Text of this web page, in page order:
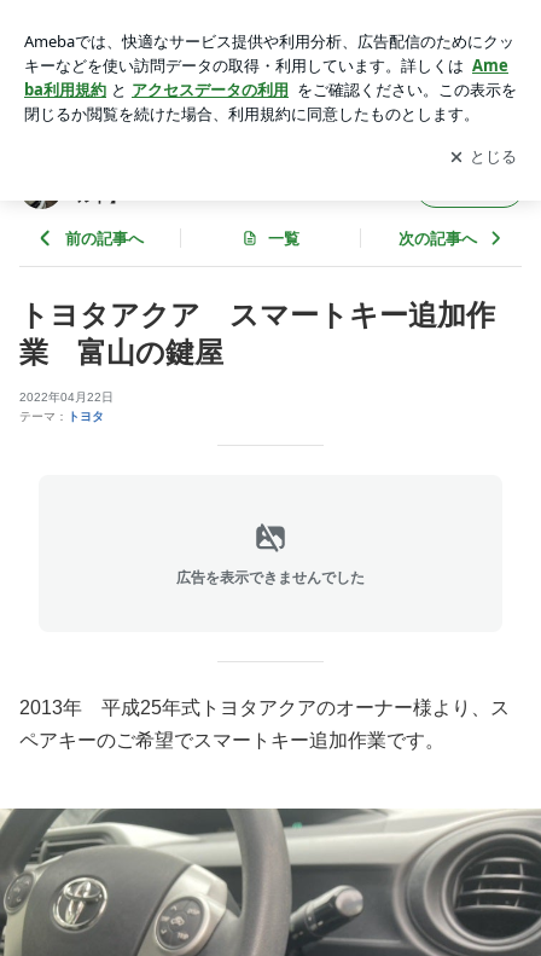
らお任せ! 富山県の鍵屋【ロックワールド】
アプリをダウンロードして ブログの更新通知
を受け取りまし
ょう。
開く
ルド】
前の記事へ 一覧 次の記事へ
トヨタアクア スマートキー追加作
業 富山の鍵屋
2022年04月22日
テーマ：
トヨタ
広告を表示できませんでした
2013年 平成25年式トヨタアクアのオーナー様より、ス
ペアキーのご希望でスマートキー追加作業です。